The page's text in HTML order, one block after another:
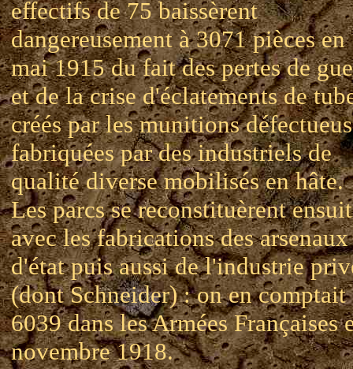
effectifs de 75 baissèrent
dangereusement à 3071 pièces en
mai 1915 du fait des pertes de
et de la crise d'éclatements de
créés par les munitions
fabriquées par des industriels de
qualité diverse mobilisés en hâte.
Les parcs se reconstituèrent
avec les fabrications des arsenaux
d'état puis aussi de l'industrie
(dont Schneider) : on en comptait
6039 dans les Armées Françaises
novembre 1918.